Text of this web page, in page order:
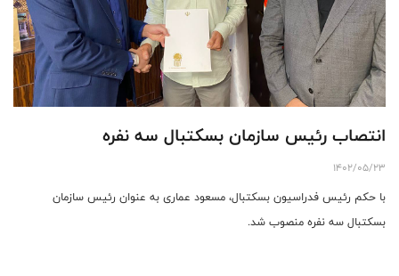
انتصاب رئیس سازمان بسکتبال سه نفره
1402/05/23
با حکم رئیس فدراسیون بسکتبال، مسعود عماری به عنوان رئیس سازمان
بسکتبال سه نفره منصوب شد.